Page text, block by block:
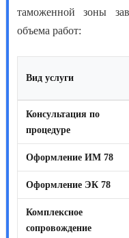
таможенной зоны
объема работ:
Вид услуги
Консультация по
процедуре
Оформление ИМ 78
Оформление ЭК 78
Комплексное
сопровождение